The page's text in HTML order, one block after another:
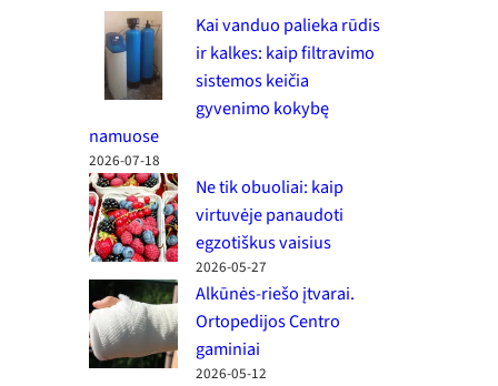
Kai vanduo palieka rūdis
ir kalkes: kaip filtravimo
sistemos keičia
gyvenimo kokybę
namuose
2026-07-18
Ne tik obuoliai: kaip
virtuvėje panaudoti
egzotiškus vaisius
2026-05-27
Alkūnės-riešo įtvarai.
Ortopedijos Centro
gaminiai
2026-05-12